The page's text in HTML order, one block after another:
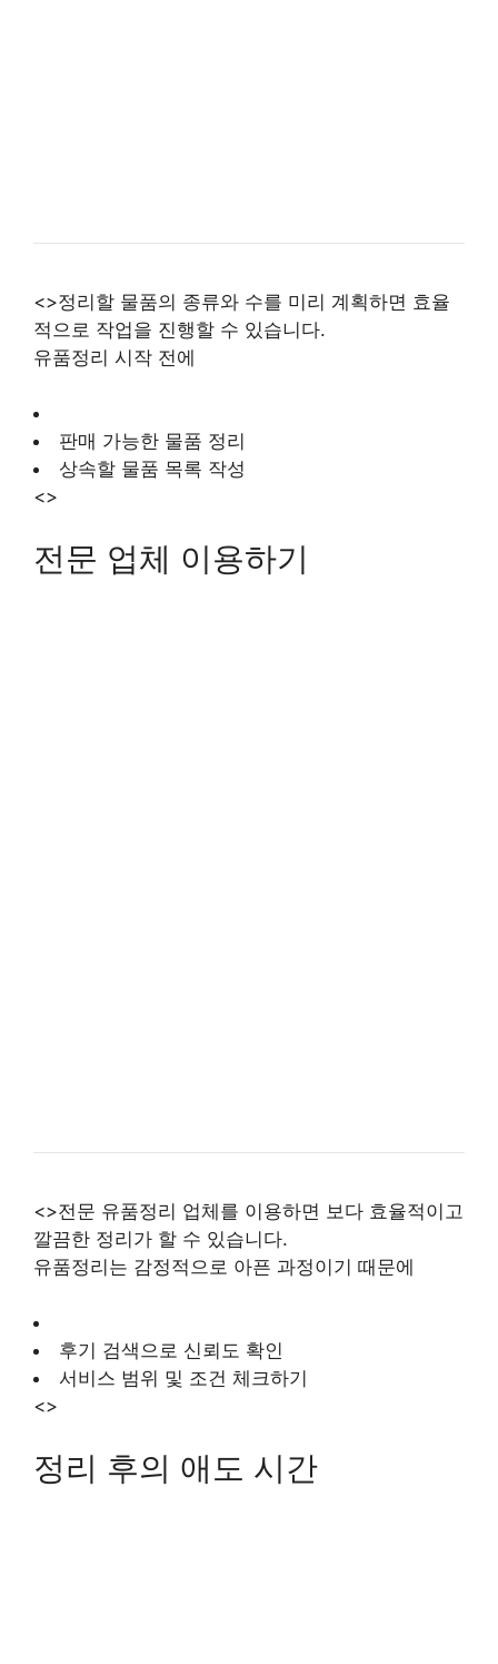
<>정리할 물품의 종류와 수를 미리 계획하면 효율
적으로 작업을 진행할 수 있습니다.
유품정리 시작 전에
판매 가능한 물품 정리
상속할 물품 목록 작성
<>
전문 업체 이용하기
<>전문 유품정리 업체를 이용하면 보다 효율적이고
깔끔한 정리가 할 수 있습니다.
유품정리는 감정적으로 아픈 과정이기 때문에
후기 검색으로 신뢰도 확인
서비스 범위 및 조건 체크하기
<>
정리 후의 애도 시간